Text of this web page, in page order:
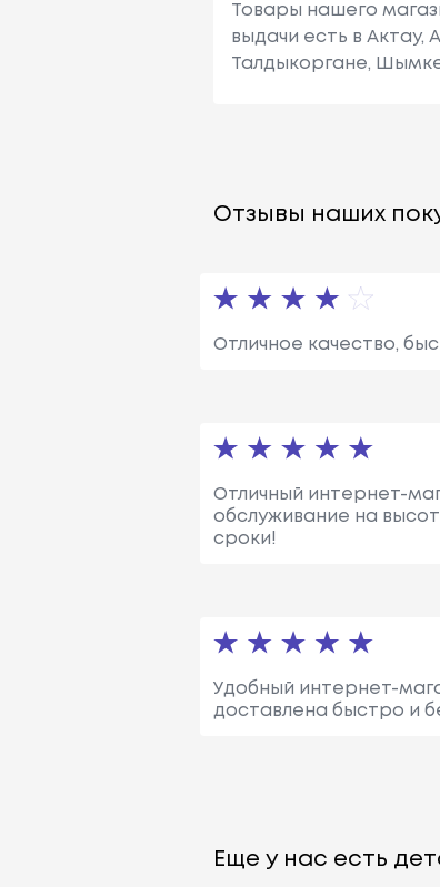
Товары нашего
выдачи есть в Актау,
Талдыкоргане,
Отзывы наших
Отличное качество,
Отличный интернет-
обслуживание на
сроки!
Удобный интернет-
доставлена быстро и
Еще у нас есть